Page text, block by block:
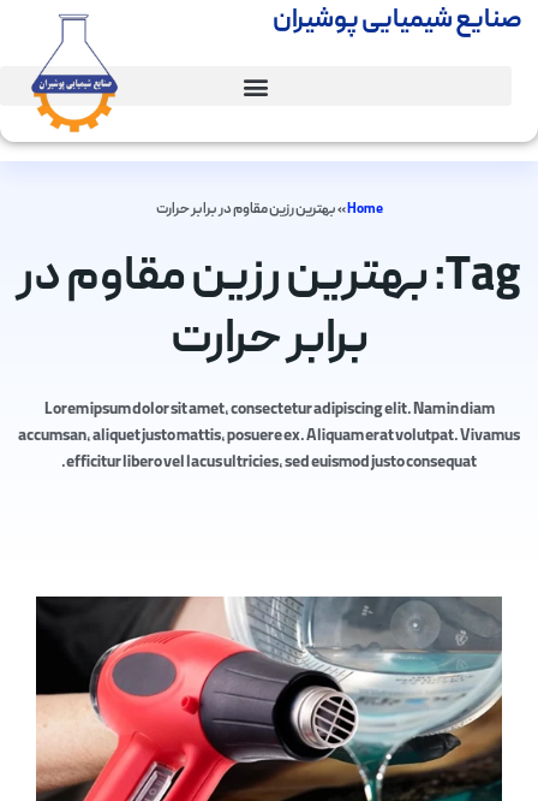
صنایع شیمیایی پوشیران
Home
»بهترین رزین مقاوم در برابر حرارت
Tag: بهترین رزین مقاوم در
برابر حرارت
Lorem ipsum dolor sit amet, consectetur adipiscing elit. Nam in diam
accumsan, aliquet justo mattis, posuere ex. Aliquam erat volutpat. Vivamus
efficitur libero vel lacus ultricies, sed euismod justo consequat.